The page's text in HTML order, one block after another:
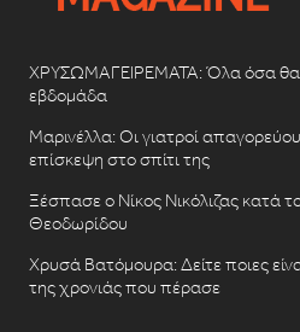
ΧΡΥΣΩΜΑΓΕΙΡΕΜΑΤΑ: Όλα όσα θα
εβδομάδα
Μαρινέλλα: Οι γιατροί
επίσκεψη στο σπίτι της
Ξέσπασε ο Νίκος Νικόλιζας κατά
Θεοδωρίδου
Χρυσά Βατόμουρα: Δείτε ποιες
της χρονιάς που πέρασε